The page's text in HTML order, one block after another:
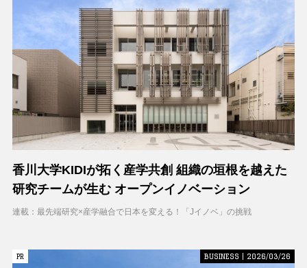
香川大学KIDIが拓く産学共創 組織の垣根を越えた
研究チームが生む オープンイノベーション
連載：最先端研究×産学融合で日本を変える！「Jイノベ」の挑戦
PR
PR BUSINESS | 2026/03/26